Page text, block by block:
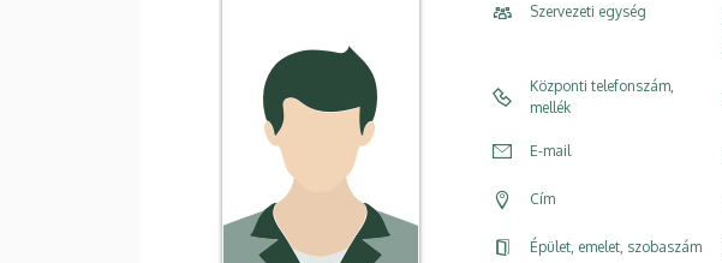
Szervezeti egység
Központi telefonszám,
mellék
E-mail
Cím
Épület, emelet, szobaszám